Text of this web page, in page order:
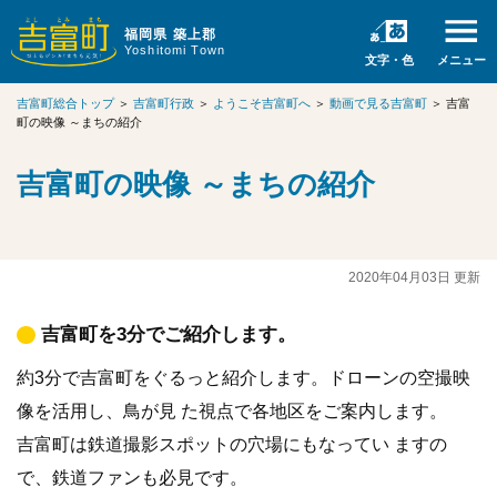
福岡県 築上郡
Yoshitomi Town
文字・色 メニュー
吉富町総合トップ＞ 吉富町行政 ＞ ようこそ吉富町へ ＞ 動画で見る吉富町 ＞ 吉富
町の映像 ～まちの紹介
吉富町の映像 ～まちの紹介
2020年04月03日 更新
吉富町を3分でご紹介します。
約3分で吉富町をぐるっと紹介します。ドローンの空撮映
像を活用し、鳥が見 た視点で各地区をご案内します。
吉富町は鉄道撮影スポットの穴場にもなってい ますの
で、鉄道ファンも必見です。